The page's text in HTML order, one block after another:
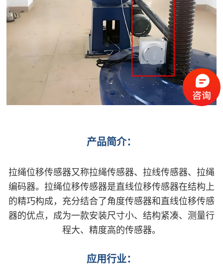
产品简介：
拉绳位移传感器又称拉绳传感器、拉线传感器、拉绳
编码器。拉绳位移传感器是直线位移传感器在结构上
的精巧构成，充分结合了角度传感器和直线位移传感
器的优点，成为一款安装尺寸小、结构紧凑、测量行
程大、精度高的传感器。
应用行业：